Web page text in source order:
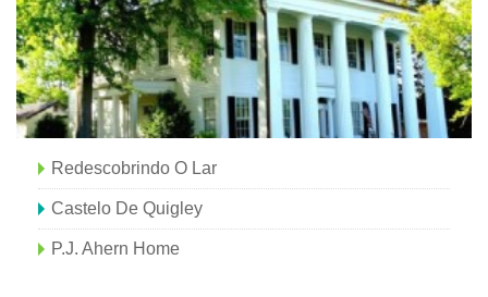
Redescobrindo O Lar
Castelo De Quigley
P.J. Ahern Home